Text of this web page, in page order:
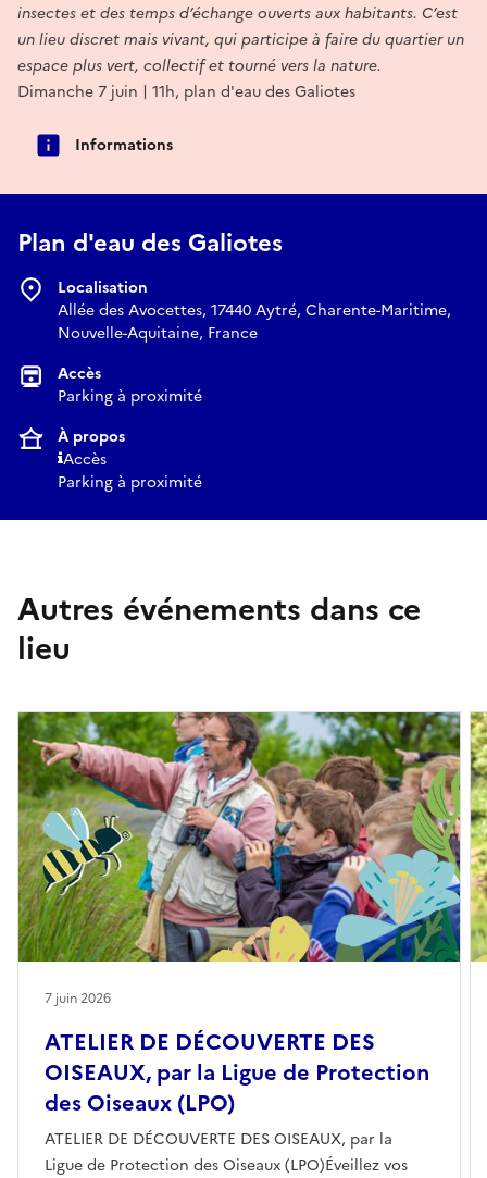
insectes et des temps d’échange ouverts aux habitants. C’est
un lieu discret mais vivant, qui participe à faire du quartier un
espace plus vert, collectif et tourné vers la nature.
Dimanche 7 juin | 11h, plan d'eau des Galiotes
Informations
Plan d'eau des Galiotes
Localisation
Allée des Avocettes, 17440 Aytré, Charente-Maritime,
Nouvelle-Aquitaine, France
Accès
Parking à proximité
À propos
Accès
Parking à proximité
Autres événements dans ce
lieu
ATELIER DE DÉCOUVERTE DES
OISEAUX, par la Ligue de Protection
des Oiseaux (LPO)
ATELIER DE DÉCOUVERTE DES OISEAUX, par la
Ligue de Protection des Oiseaux (LPO)Éveillez vos
7 juin 2026